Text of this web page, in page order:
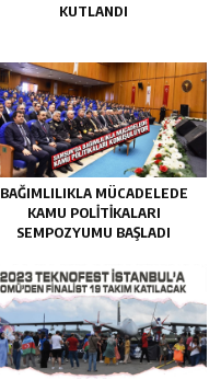
KUTLANDI
BAĞIMLILIKLA MÜCADELEDE
KAMU POLITIKALARI
SEMPOZYUMU BAŞLADI